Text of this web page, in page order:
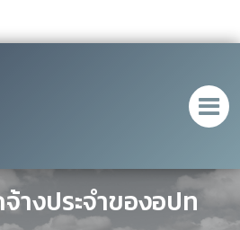
ารขอรับบำเหน็จปกติ
างประจำของอปท